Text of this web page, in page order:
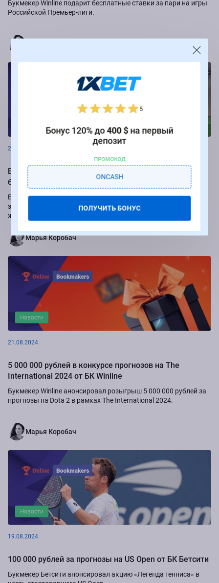
Букмекер Winline подарит бесплатные ставки за пари на игры
Российской Премьер-лиги.
23.08.2024
БК Леон и ФК "Енисей" подвели итоги
благотворительной акции
Букмекерская компания "Леон" и футбольный клуб "Енисей"
завершили благотворительный проект "В каждой кошке
живет лев". Акция направлена на поиск хозяев питомцам из
Марья Коробач
Новости
21.08.2024
5 000 000 рублей в конкурсе прогнозов на The
International 2024 от БК Winline
Букмекер Winline анонсировал розыгрыш 5 000 000 рублей за
прогнозы на Dota 2 в рамках The International 2024.
Марья Коробач
Новости
19.08.2024
100 000 рублей за прогнозы на US Open от БК Бетсити
Букмекер Бетсити анонсировал акцию «Легенда тенниса» в
5
Бонус 120% до400 $на первый
депозит
ПРОМОКОД
ONCASH
ПОЛУЧИТЬ БОНУС